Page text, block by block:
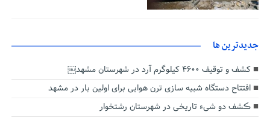
جديدترين ها
کشف و توقیف ۴۶۰۰ کیلوگرم آرد در شهرستان مشهد￼
افتتاح دستگاه شبیه سازی ترن هوایی برای اولین بار در مشهد
ڪشف دو شیء تاریخی در شهرستان رشتخوار